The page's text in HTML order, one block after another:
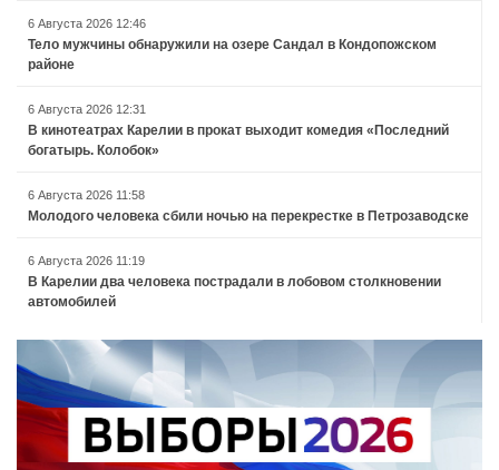
6 Августа 2026 12:46
Тело мужчины обнаружили на озере Сандал в Кондопожском
районе
6 Августа 2026 12:31
В кинотеатрах Карелии в прокат выходит комедия «Последний
богатырь. Колобок»
6 Августа 2026 11:58
Молодого человека сбили ночью на перекрестке в Петрозаводске
6 Августа 2026 11:19
В Карелии два человека пострадали в лобовом столкновении
автомобилей